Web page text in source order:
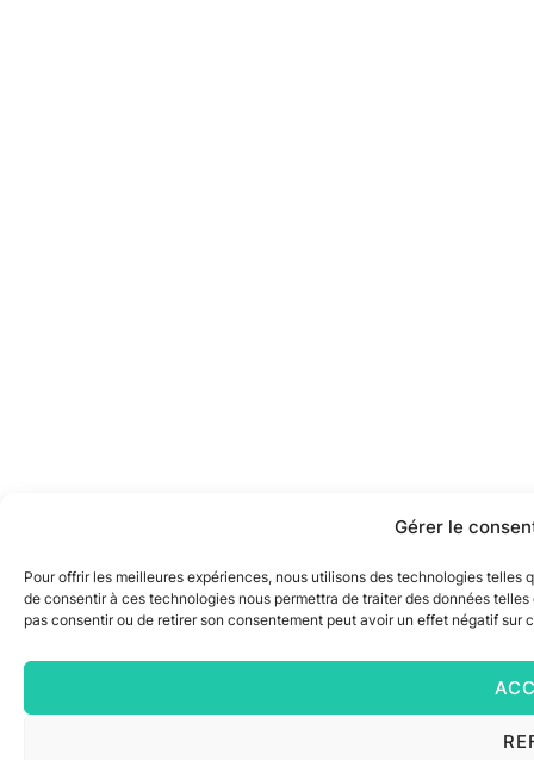
Gérer le
Pour offrir les meilleures expériences, nous utilisons des technologies
de consentir à ces technologies nous permettra de traiter des données
pas consentir ou de retirer son consentement peut avoir un effet négatif sur